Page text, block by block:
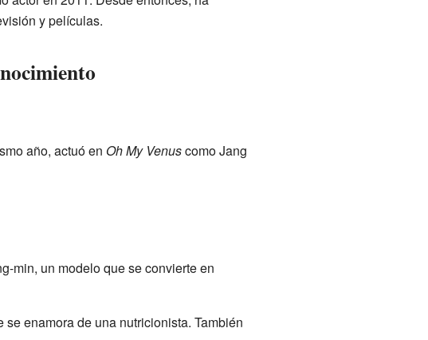
y películas.
año, actuó en Oh My Venuscomo Jang
min, un modelo que se convierte en
enamora de una nutricionista. También